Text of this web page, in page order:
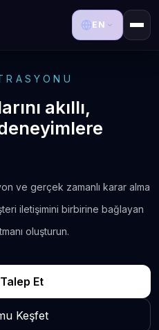
EN
akıllı,
ve gerçek zamanlı karar alma
iletişimini birbirine bağlayan
oluşturun.
Et
Keşfet